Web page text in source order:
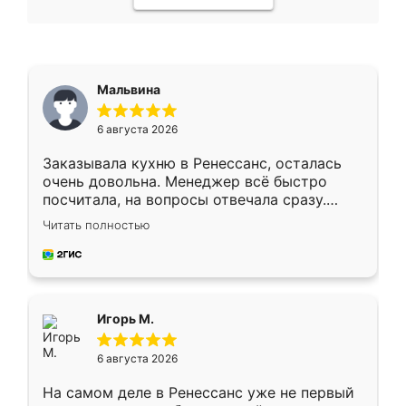
Мальвина
6 августа 2026
Заказывала кухню в Ренессанс, осталась
очень довольна. Менеджер всё быстро
посчитала, на вопросы отвечала сразу.
Замерщик приехал в субботу, подошёл к
делу со всей ответственностью. Собрали
за день, ребята работали аккуратно, даже
Читать полностью
Игорь М.
6 августа 2026
На самом деле в Ренессанс уже не первый